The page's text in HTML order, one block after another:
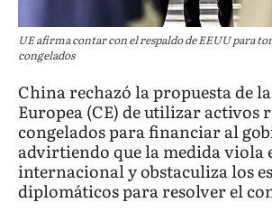
UE afirma contar con el respaldo de EEUU para
congelados
China rechazó la propuesta de
Europea (CE) de utilizar activos
congelados para financiar al
advirtiendo que la medida viola
internacional y obstaculiza los
diplomáticos para resolver el